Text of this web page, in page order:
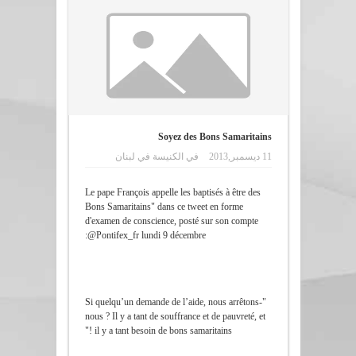
Soyez des Bons Samaritains
11 ديسمبر,2013
في الكنيسة في لبنان
Le pape François appelle les baptisés à être des
Bons Samaritains" dans ce tweet en forme
d'examen de conscience, posté sur son compte
@Pontifex_fr lundi 9 décembre:
"Si quelqu’un demande de l’aide, nous arrêtons-
nous ? Il y a tant de souffrance et de pauvreté, et
il y a tant besoin de bons samaritains !"